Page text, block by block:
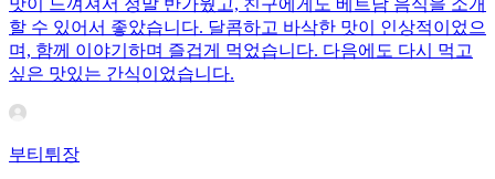
맛이 느껴져서 정말 반가웠고, 친구에게도 베트남 음식을 소개
할 수 있어서 좋았습니다. 달콤하고 바삭한 맛이 인상적이었으
며, 함께 이야기하며 즐겁게 먹었습니다. 다음에도 다시 먹고
싶은 맛있는 간식이었습니다.
부티튀장